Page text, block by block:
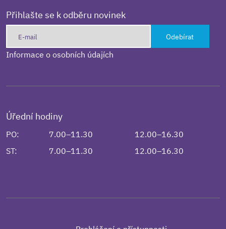
Přihlašte se k odběru novinek
Odebírat
Informace o osobních údajích
Úřední hodiny
PO: 7.00–11.30
12.00–16.30
ST:
7.00–11.30 12.00–16.30